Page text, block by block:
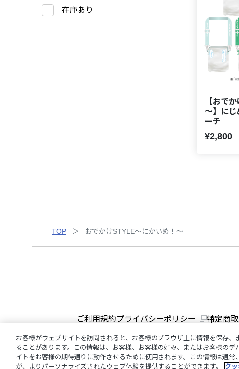
在庫あり
【おで
～】にじ
ーチ
¥2,800
TOP おでかけSTYLE～にかいめ！～
ご利用規約プライバシーポリシー 特定商
お客様がウェブサイトを訪問されると、お客様のブラウザ上に情報を保存
ることがあります。この情報は、お客様、お客様の好み、またはお客様の
イトをお客様の期待通りに動作させるために使用されます。この情報は通
が、よりパーソナライズされたウェブ体験を提供することができます。
ク